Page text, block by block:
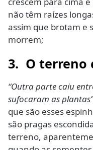
não têm raízes
assim que brotam e
morrem;
3. O terreno
“Outra parte caiu
sufocaram as plantas”
que são esses
são pragas
terreno,